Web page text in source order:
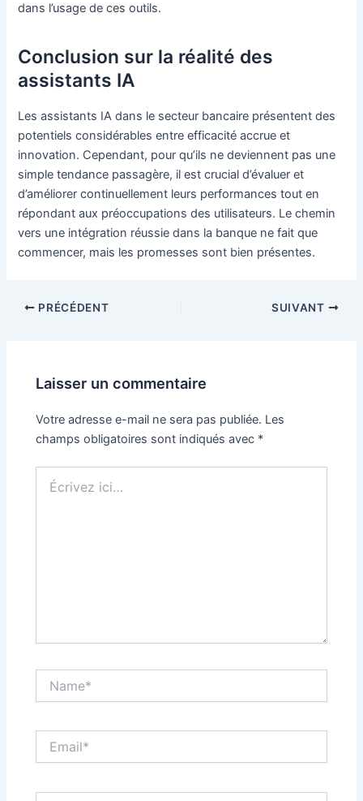
dans l’usage de ces outils.
Conclusion sur la réalité des
assistants IA
Les assistants IA dans le secteur bancaire présentent des
potentiels considérables entre efficacité accrue et
innovation. Cependant, pour qu’ils ne deviennent pas une
simple tendance passagère, il est crucial d’évaluer et
d’améliorer continuellement leurs performances tout en
répondant aux préoccupations des utilisateurs. Le chemin
vers une intégration réussie dans la banque ne fait que
commencer, mais les promesses sont bien présentes.
NavigationPRÉCÉDENT SUIVANT
Laisser un commentaire
Votre adresse e-mail ne sera pas publiée. Les
champs obligatoires sont indiqués avec *
ici…